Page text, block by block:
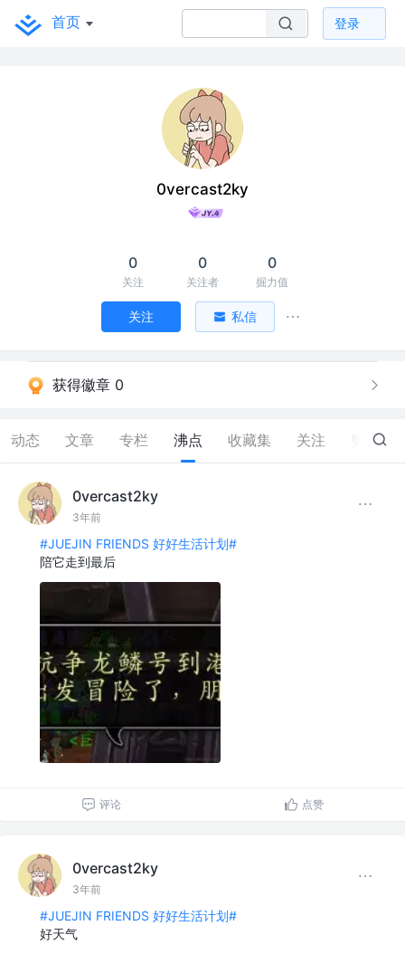
首页 登录
0vercast2ky
0
关注
0
关注者
0
掘力值
关注 私信
获得徽章 0
动态 文章 专栏 沸点 收藏集 关注 0
0vercast2ky
3年前
#JUEJIN FRIENDS 好好生活计划#
陪它走到最后
评论 点赞
0vercast2ky
3年前
#JUEJIN FRIENDS 好好生活计划#
好天气